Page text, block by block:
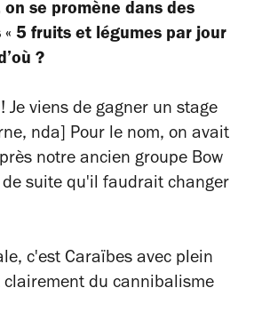
on se promène dans des
« 5 fruits et légumes par jour
?
! Je viens de gagner un stage
nda]
Pour le nom, on avait
notre ancien groupe Bow
suite qu'il faudrait changer
c'est Caraïbes avec plein
du cannibalisme